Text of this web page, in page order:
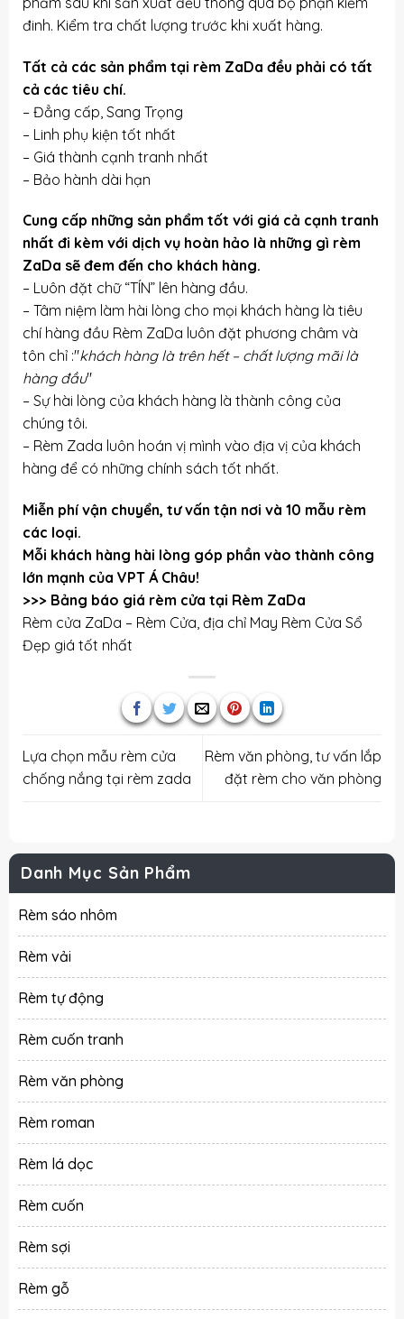
đinh. Kiểm tra chất lượng trước khi xuất hàng.
Tất cả các sản phẩm tại rèm ZaDa đều phải có tất
cả các tiêu chí.
– Đẳng cấp, Sang Trọng
– Linh phụ kiện tốt nhất
– Giá thành cạnh tranh nhất
– Bảo hành dài hạn
Cung cấp những sản phẩm tốt với giá cả cạnh tranh
nhất đi kèm với dịch vụ hoàn hảo là những gì rèm
ZaDa sẽ đem đến cho khách hàng.
– Luôn đặt chữ “TÍN” lên hàng đầu.
– Tâm niệm làm hài lòng cho mọi khách hàng là tiêu
chí hàng đầu Rèm ZaDa luôn đặt phương châm và
tôn chỉ :"khách hàng là trên hết – chất lượng mãi là
hàng đầu"
– Sự hài lòng của khách hàng là thành công của
chúng tôi.
– Rèm Zada luôn hoán vị mình vào địa vị của khách
hàng để có những chính sách tốt nhất.
Miễn phí vận chuyển, tư vấn tận nơi và 10 mẫu rèm
các loại.
Mỗi khách hàng hài lòng góp phần vào thành công
lớn mạnh của VPT Á Châu!
>>> Bảng báo giá rèm cửa tại Rèm ZaDa
Rèm cửa ZaDa – Rèm Cửa, địa chỉ May Rèm Cửa Sổ
Đẹp giá tốt nhất
Lựa chọn mẫu rèm cửa
chống nắng tại rèm zada
Rèm văn phòng, tư vấn lắp
đặt rèm cho văn phòng
Danh Mục Sản Phẩm
Rèm sáo nhôm
Rèm vải
Rèm tự động
Rèm cuốn tranh
Rèm văn phòng
Rèm roman
Rèm lá dọc
Rèm cuốn
Rèm sợi
Rèm gỗ